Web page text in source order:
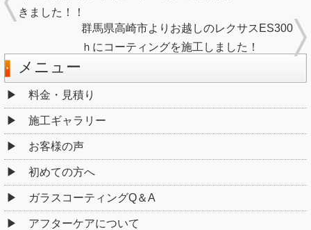
きました！！
群馬県高崎市よりお越しのレクサスES300
ｈにコーティングを施工しました！
メニュー
料金・見積り
施工ギャラリー
お客様の声
初めての方へ
ガラスコーティングQ＆A
アフターケアについて